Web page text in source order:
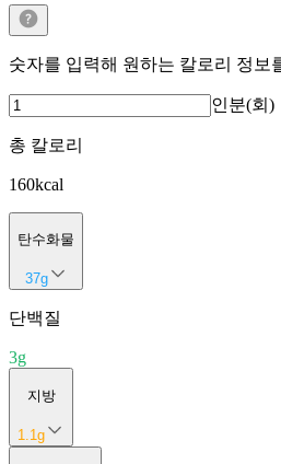
숫자를 입력해 원하는 칼로리 정보
인분(회)
총 칼로리
160kcal
탄수화물
37g
단백질
3g
지방
1.1 g